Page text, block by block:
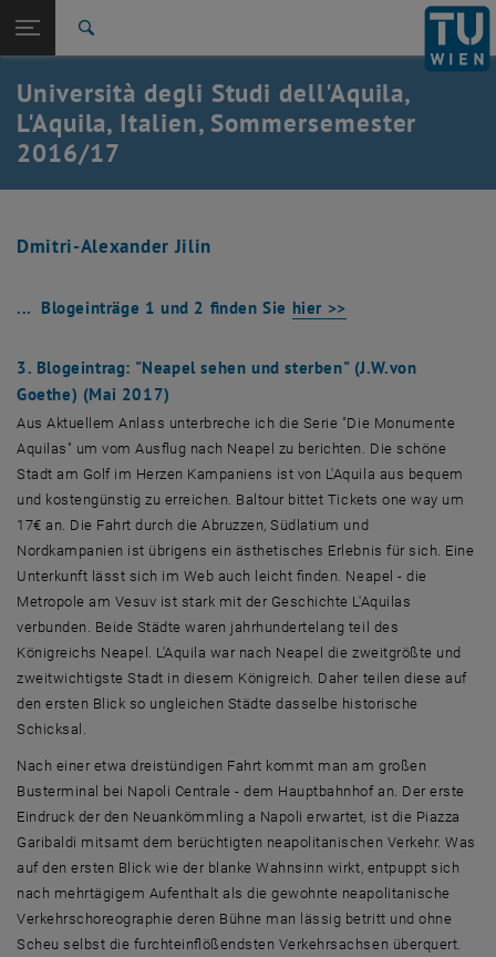
TU Login
Quicklinks
Quicklinks-Menü umschalten
Studium
International
Karriere
Zur 1. Menü Ebene
Studium
Zurück: Subseiten von Blogs auflisten
Zurück zur letzten Ebene:
Blogs
Università degli Studi dell'Aquila,
L'Aquila, Italien, Sommersemester
2016/17
Dmitri-Alexander Jilin
... Blogeinträge 1 und 2 finden Sie hier >>
3. Blogeintrag: "Neapel sehen und sterben" (J.W.von
Goethe) (Mai 2017)
Aus Aktuellem Anlass unterbreche ich die Serie "Die Monumente
Aquilas" um vom Ausflug nach Neapel zu berichten. Die schöne
Stadt am Golf im Herzen Kampaniens ist von L'Aquila aus bequem
und kostengünstig zu erreichen. Baltour bittet Tickets one way um
17€ an. Die Fahrt durch die Abruzzen, Südlatium und
Nordkampanien ist übrigens ein ästhetisches Erlebnis für sich. Eine
Unterkunft lässt sich im Web auch leicht finden. Neapel - die
Metropole am Vesuv ist stark mit der Geschichte L'Aquilas
verbunden. Beide Städte waren jahrhundertelang teil des
Königreichs Neapel. L'Aquila war nach Neapel die zweitgrößte und
zweitwichtigste Stadt in diesem Königreich. Daher teilen diese auf
den ersten Blick so ungleichen Städte dasselbe historische
Schicksal.
Nach einer etwa dreistündigen Fahrt kommt man am großen
Busterminal bei Napoli Centrale - dem Hauptbahnhof an. Der erste
Eindruck der den Neuankömmling a Napoli erwartet, ist die Piazza
Garibaldi mitsamt dem berüchtigten neapolitanischen Verkehr. Was
auf den ersten Blick wie der blanke Wahnsinn wirkt, entpuppt sich
nach mehrtägigem Aufenthalt als die gewohnte neapolitanische
Verkehrschoreographie deren Bühne man lässig betritt und ohne
Scheu selbst die furchteinflößendsten Verkehrsachsen überquert.